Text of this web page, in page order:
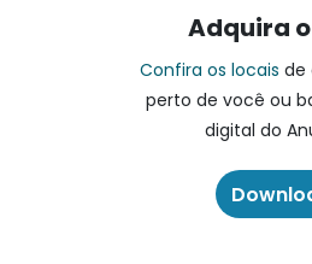
Adquira
Confira os locais de
perto de você ou
digital do